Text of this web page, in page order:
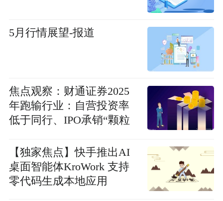
5月行情展望-报道
焦点观察：财通证券2025
年跑输行业：自营投资率
低于同行、IPO承销“颗粒
【独家焦点】快手推出AI
桌面智能体KroWork 支持
零代码生成本地应用